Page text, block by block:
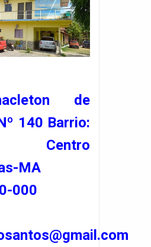
de
140 Barrio:
Centro
MA
000